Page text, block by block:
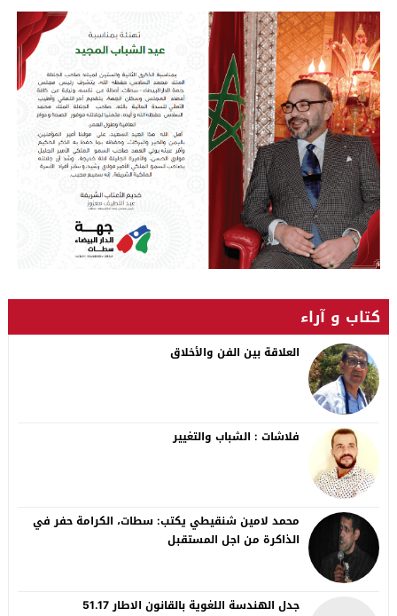
كتاب و آراء
العلاقة بين الفن والأخلاق
فلاشات : الشباب والتغيير
محمد لامين شنقيطي يكتب: سطات، الكرامة حفر في
الذاكرة من اجل المستقبل
جدل الهندسة اللغوية بالقانون الاطار 51.17